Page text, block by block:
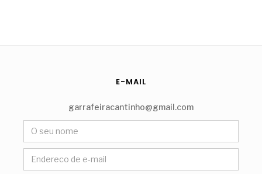
E-MAIL
garrafeiracantinho@gmail.com